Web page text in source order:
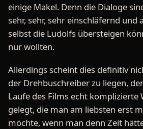
einige Makel. Denn die Dialoge
sehr, sehr, sehr einschläfernd und
selbst die Ludolfs übersteigen
nur wollten.
Allerdings scheint dies definitiv
der Drehbuschreiber zu liegen,
Laufe des Films echt komplizierte
gelegt, die man am liebsten erst
möchte, wenn man denn Zeit